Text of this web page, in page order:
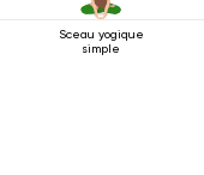
Sceau yogique
simple